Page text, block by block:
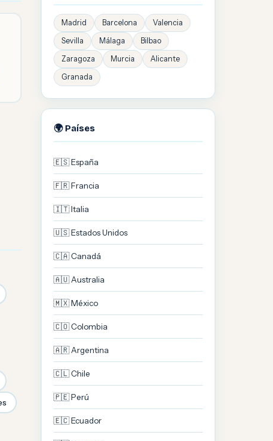
Madrid Barcelona
Valencia
Sevilla
Málaga
Bilbao
Zaragoza
Murcia
Alicante
Granada
🌍 Países
🇪🇸 España
🇫🇷 Francia
🇮🇹 Italia
🇺🇸 Estados Unidos
🇨🇦 Canadá
🇦🇺 Australia
🇲🇽 México
🇨🇴 Colombia
🇦🇷 Argentina
🇨🇱 Chile
🇵🇪 Perú
🇪🇨 Ecuador